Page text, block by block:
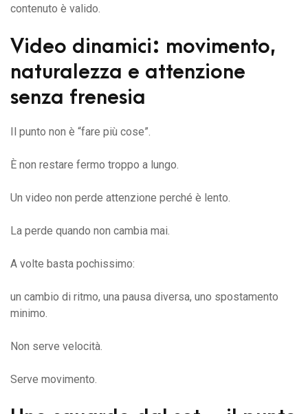
contenuto è valido.
Video dinamici: movimento,
naturalezza e attenzione
senza frenesia
Il punto non è “fare più cose”.
È non restare fermo troppo a lungo.
Un video non perde attenzione perché è lento.
La perde quando non cambia mai.
A volte basta pochissimo:
un cambio di ritmo, una pausa diversa, uno spostamento
minimo.
Non serve velocità.
Serve movimento.